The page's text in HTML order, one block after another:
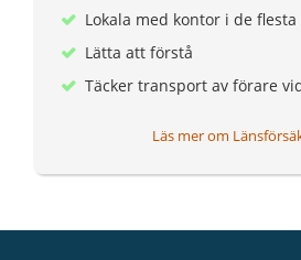
Lokala med kontor i de
Lätta att förstå
Täcker transport av förare
Läs mer om